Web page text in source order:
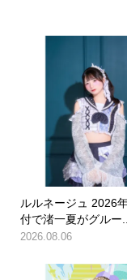
ルルネージュ 2026
付で渚一夏がグルー
2026.08.06